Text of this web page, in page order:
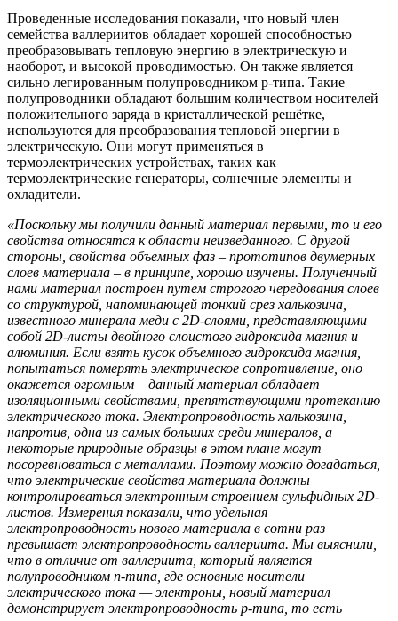
Проведенные исследования показали, что новый член
семейства валлериитов обладает хорошей способностью
преобразовывать тепловую энергию в электрическую и
наоборот, и высокой проводимостью. Он также является
сильно легированным полупроводником p-типа. Такие
полупроводники обладают большим количеством носителей
положительного заряда в кристаллической решётке,
используются для преобразования тепловой энергии в
электрическую. Они могут применяться в
термоэлектрических устройствах, таких как
термоэлектрические генераторы, солнечные элементы и
охладители.
«Поскольку мы получили данный материал первыми, то и его
свойства относятся к области неизведанного. С другой
стороны, свойства объемных фаз – прототипов двумерных
слоев материала – в принципе, хорошо изучены. Полученный
нами материал построен путем строгого чередования слоев
со структурой, напоминающей тонкий срез халькозина,
известного минерала меди с 2D-слоями, представляющими
собой 2D-листы двойного слоистого гидроксида магния и
алюминия. Если взять кусок объемного гидроксида магния,
попытаться померять электрическое сопротивление, оно
окажется огромным – данный материал обладает
изоляционными свойствами, препятствующими протеканию
электрического тока. Электропроводность халькозина,
напротив, одна из самых больших среди минералов, а
некоторые природные образцы в этом плане могут
посоревноваться с металлами. Поэтому можно догадаться,
что электрические свойства материала должны
контролироваться электронным строением сульфидных 2D-
листов. Измерения показали, что удельная
электропроводность нового материала в сотни раз
превышает электропроводность валлериита. Мы выяснили,
что в отличие от валлериита, который является
полупроводником n-типа, где основные носители
электрического тока — электроны, новый материал
демонстрирует электропроводность p-типа, то есть